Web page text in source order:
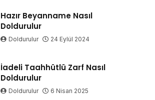
Hazır Beyanname Nasıl
Doldurulur
Doldurulur 24 Eylül 2024
İadeli Taahhütlü Zarf Nasıl
Doldurulur
Doldurulur 6 Nisan 2025